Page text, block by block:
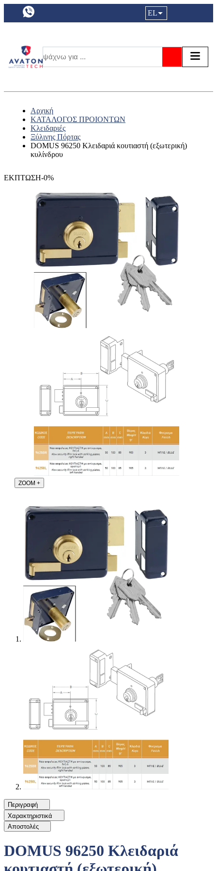
a11y.languageSelection:
EL
Αρχική
ΚΑΤΑΛΟΓΟΣ ΠΡΟΙΟΝΤΩΝ
Κλειδαριές
Ξύλινης Πόρτας
DOMUS 96250 Κλειδαριά κουτιαστή (εξωτερική)
κυλίνδρου
ΕΚΠΤΩΣΗ-0%
ZOOM +
Περιγραφή
Χαρακτηριστικά
Αποστολές
DOMUS 96250 Κλειδαριά